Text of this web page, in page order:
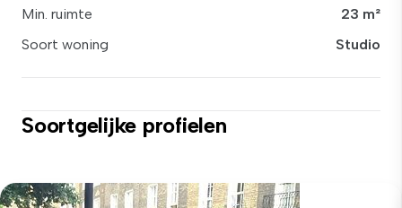
Min. ruimte
23 m²
Soort woning
Studio
Soortgelijke profielen